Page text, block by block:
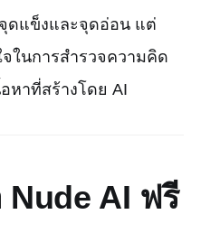
ดแข็งและจุดอ่อน แต่
ในการสำรวจความคิด
หาที่สร้างโดย AI
Nude AI ฟรี